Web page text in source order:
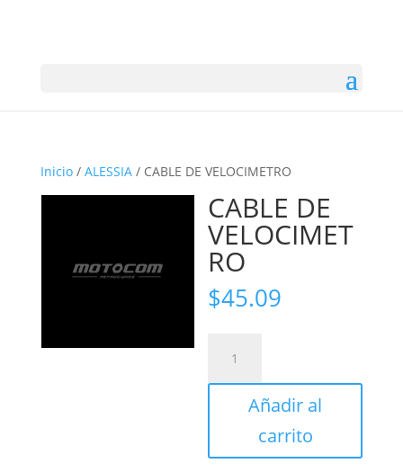
Inicio/ ALESSIA/ CABLE DE VELOCIMETRO
CABLE DE
VELOCIMET
RO
$45.09
VELOCIMETRO
cantidadAñadir al
carrito